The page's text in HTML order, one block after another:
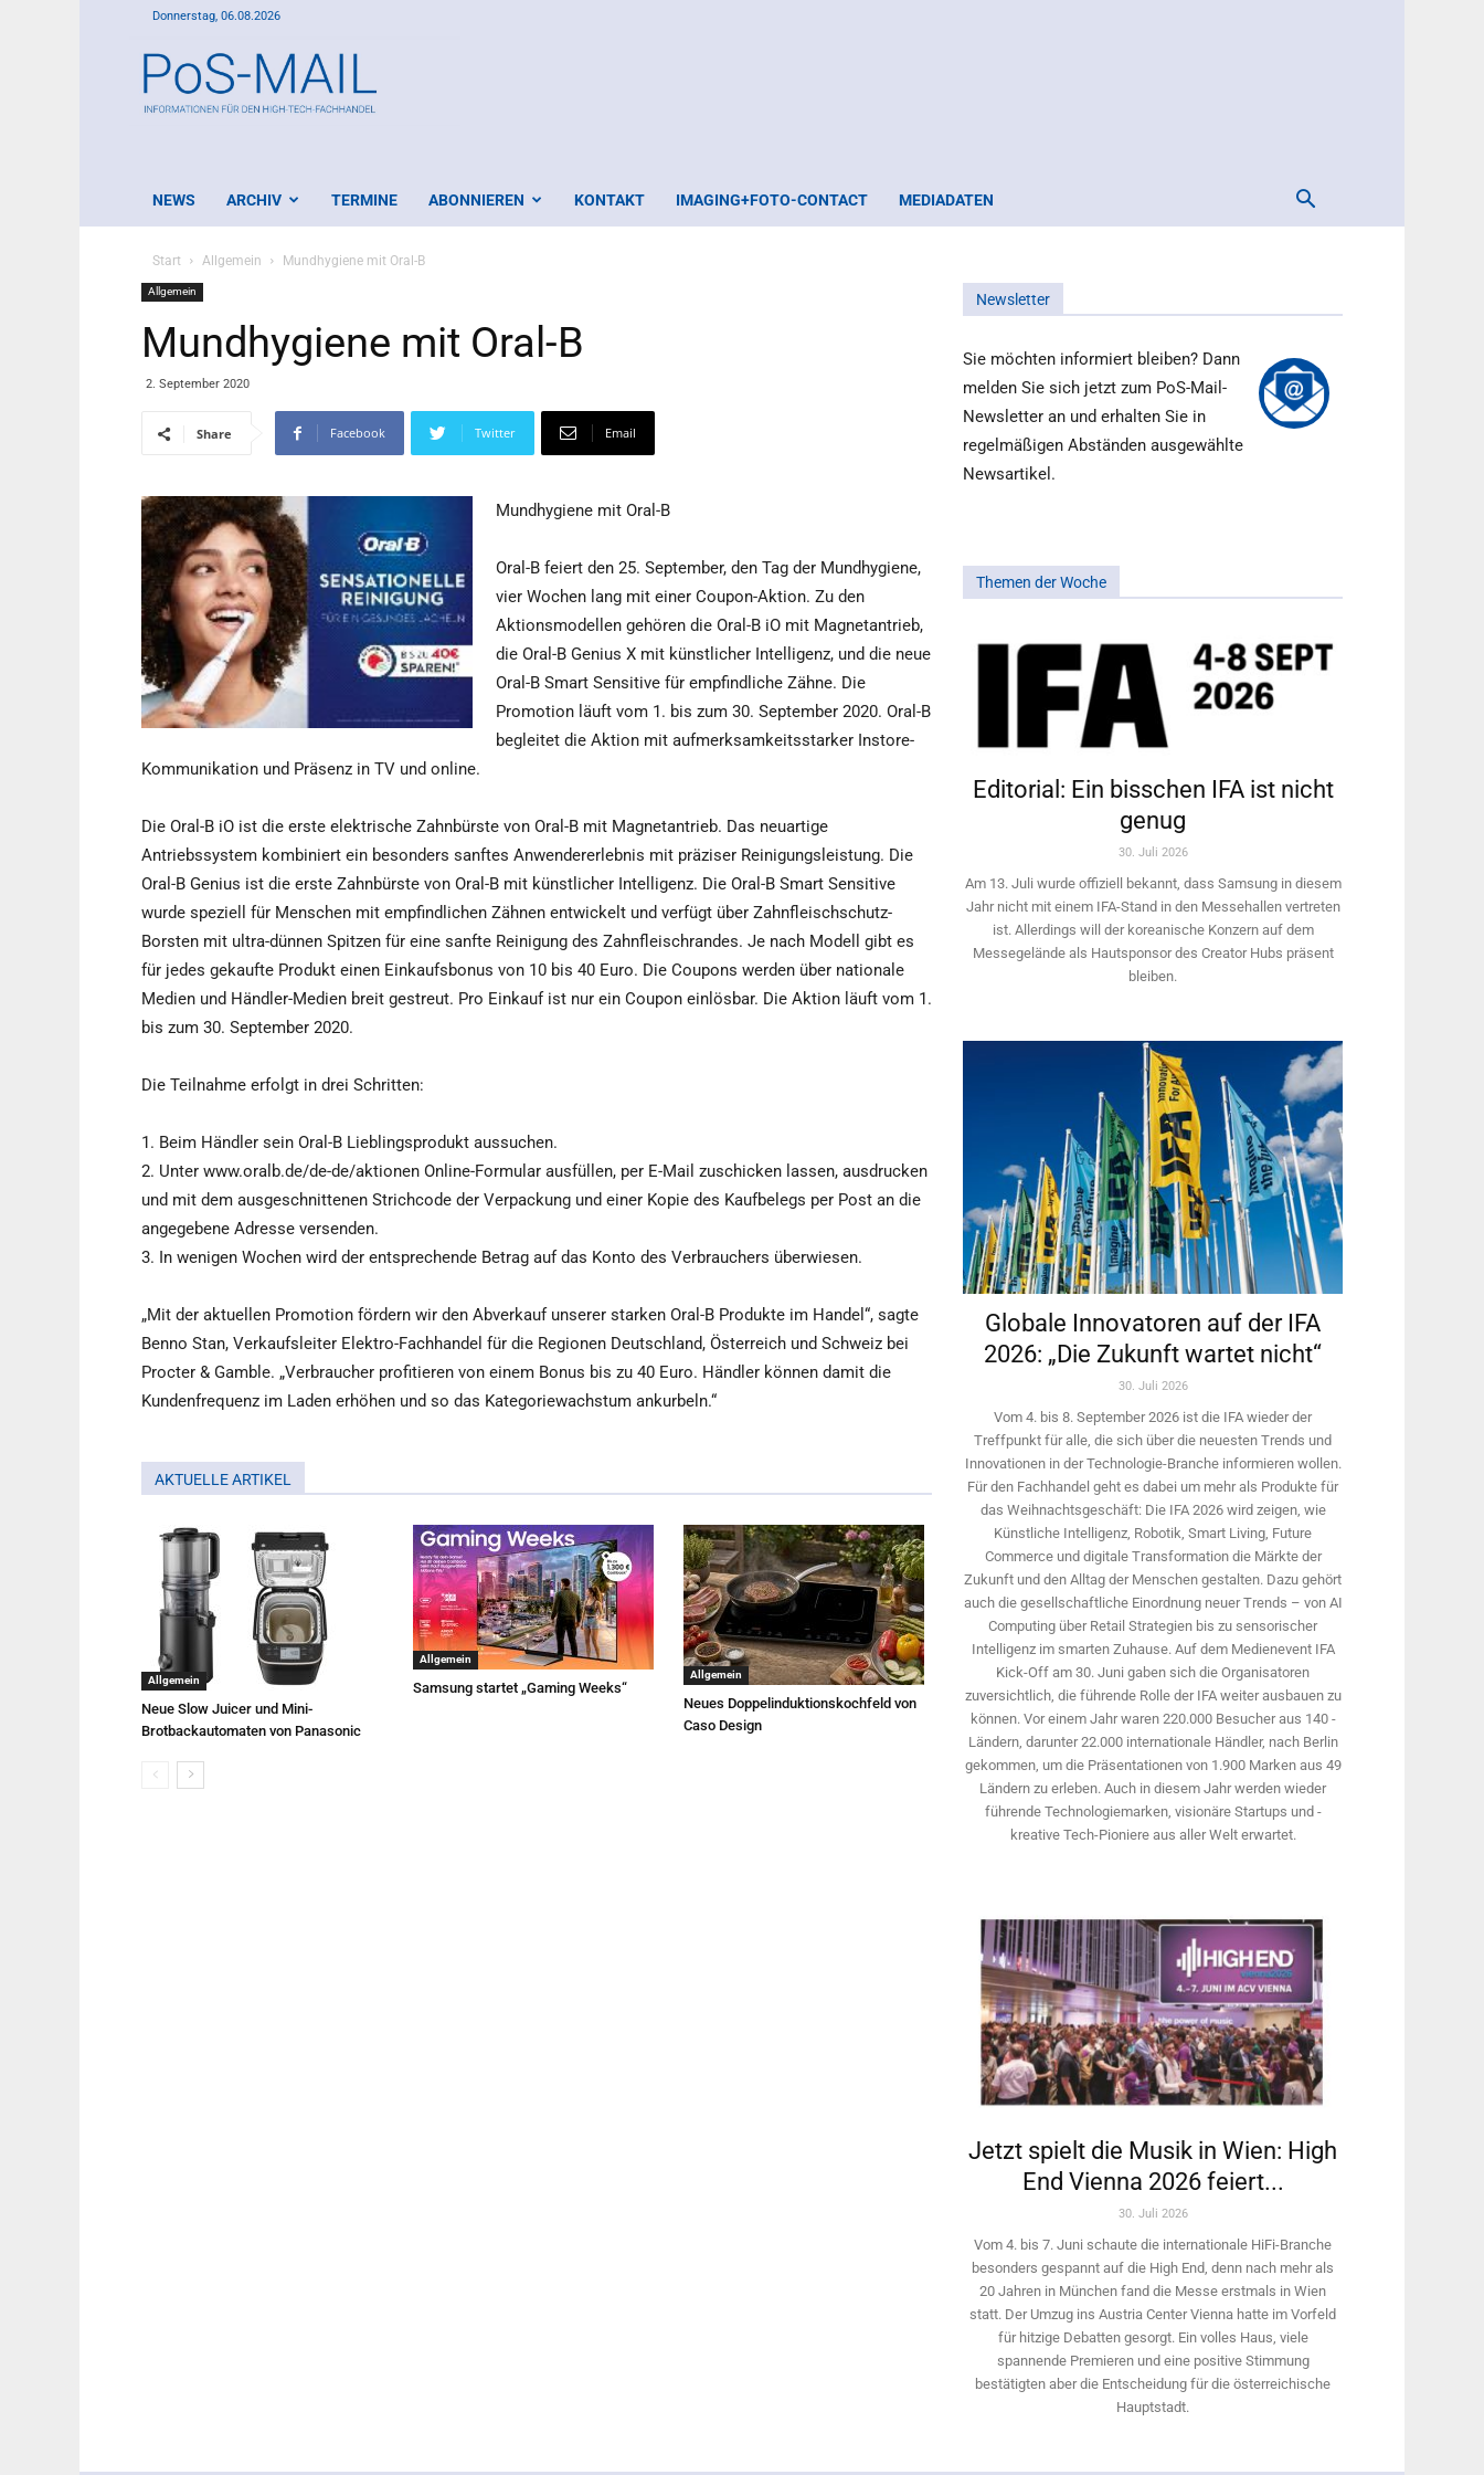
Donnerstag, 06.08.2026
Mail
NEWS ARCHIV TERMINE ABONNIEREN KONTAKT IMAGING+FOTO-CONTACT MEDIADATEN
Start Allgemein Mundhygiene mit Oral-B
Allgemein
Mundhygiene mit Oral-B
2. September 2020
Share Facebook Twitter Email
Mundhygiene mit Oral-B
Oral-B feiert den 25. September, den Tag der Mundhygiene,
vier Wochen lang mit einer Coupon-Aktion. Zu den
Aktionsmodellen gehören die Oral-B iO mit Magnetantrieb,
die Oral-B Genius X mit künstlicher Intelligenz, und die neue
Oral-B Smart Sensitive für empfindliche Zähne. Die
Promotion läuft vom 1. bis zum 30. September 2020. Oral-B
begleitet die Aktion mit aufmerksamkeitsstarker Instore-
Kommunikation und Präsenz in TV und online.
Die Oral-B iO ist die erste elektrische Zahnbürste von Oral-B mit Magnetantrieb. Das neuartige
Antriebssystem kombiniert ein besonders sanftes Anwendererlebnis mit präziser Reinigungsleistung. Die
Oral-B Genius ist die erste Zahnbürste von Oral-B mit künstlicher Intelligenz. Die Oral-B Smart Sensitive
wurde speziell für Menschen mit empfindlichen Zähnen entwickelt und verfügt über Zahnfleischschutz-
Borsten mit ultra-dünnen Spitzen für eine sanfte Reinigung des Zahnfleischrandes. Je nach Modell gibt es
für jedes gekaufte Produkt einen Einkaufsbonus von 10 bis 40 Euro. Die Coupons werden über nationale
Medien und Händler-Medien breit gestreut. Pro Einkauf ist nur ein Coupon einlösbar. Die Aktion läuft vom 1.
bis zum 30. September 2020.
Die Teilnahme erfolgt in drei Schritten:
1. Beim Händler sein Oral-B Lieblingsprodukt aussuchen.
2. Unter www.oralb.de/de-de/aktionen Online-Formular ausfüllen, per E-Mail zuschicken lassen, ausdrucken
und mit dem ausgeschnittenen Strichcode der Verpackung und einer Kopie des Kaufbelegs per Post an die
angegebene Adresse versenden.
3. In wenigen Wochen wird der entsprechende Betrag auf das Konto des Verbrauchers überwiesen.
„Mit der aktuellen Promotion fördern wir den Abverkauf unserer starken Oral-B Produkte im Handel“, sagte
Benno Stan, Verkaufsleiter Elektro-Fachhandel für die Regionen Deutschland, Österreich und Schweiz bei
Procter & Gamble. „Verbraucher profitieren von einem Bonus bis zu 40 Euro. Händler können damit die
Kundenfrequenz im Laden erhöhen und so das Kategoriewachstum ankurbeln.“
AKTUELLE ARTIKEL
Allgemein
Neue Slow Juicer und Mini-
Brotbackautomaten von Panasonic
Allgemein
Samsung startet „Gaming Weeks“
Allgemein
Neues Doppelinduktionskochfeld von
Caso Design
Newsletter
Sie möchten informiert bleiben? Dann
melden Sie sich jetzt zum PoS-Mail-
Newsletter an und erhalten Sie in
regelmäßigen Abständen ausgewählte
Newsartikel.
Themen der Woche
Editorial: Ein bisschen IFA ist nicht
genug
30. Juli 2026
Am 13. Juli wurde offiziell bekannt, dass Samsung in diesem
Jahr nicht mit einem IFA-Stand in den Messehallen vertreten
ist. Allerdings will ­der koreanische Konzern auf dem
Messegelände als Hautsponsor des Creator Hubs präsent
bleiben.
Globale Innovatoren auf der IFA
2026: „Die Zukunft wartet nicht“
30. Juli 2026
Vom 4. bis 8. September 2026 ist die IFA wieder der
Treffpunkt für alle, die sich über die neuesten Trends und
Innovationen in der Technologie-­Branche informieren wollen.
Für den Fachhandel geht es dabei um mehr als Produkte für
das Weihnachtsgeschäft: Die IFA 2026 wird ­zeigen, wie
Künstliche Intelligenz, Robotik, Smart Living, Future
Commerce und digitale Trans­formation die Märkte der
Zukunft und den Alltag der Menschen gestalten. Dazu gehört
auch die gesellschaftliche Einordnung neuer Trends – von AI
Computing über Retail Strategien bis zu sensorischer
Intelligenz im smarten Zuhause. Auf dem Medien­event IFA
Kick-Off am 30. Juni gaben sich die Organisatoren
zuversichtlich, die führende Rolle der IFA weiter ausbauen zu
können. Vor einem Jahr ­waren 220.000 Besucher aus 140 ­
Ländern, ­darunter 22.000 internationale Händler, nach Berlin
gekommen, um die Präsen­tationen von 1.900 Marken aus 49
Ländern zu erleben. Auch in diesem Jahr werden wieder
führende Technologiemarken, visionäre Startups und ­
kreative Tech-Pioniere aus aller Welt erwartet.
Jetzt spielt die Musik in Wien: High
End Vienna 2026 feiert...
30. Juli 2026
Vom 4. bis 7. Juni schaute die internationale HiFi-Branche
besonders gespannt auf die High End, denn nach mehr als
20 Jahren in München fand die Messe erstmals in Wien
statt. Der Umzug ins Austria Center Vienna hatte im Vorfeld
für hitzige Debatten gesorgt. Ein volles Haus, viele
spannende Premieren und eine positive Stimmung
bestätigten aber die Entscheidung für die österreichische
Hauptstadt.